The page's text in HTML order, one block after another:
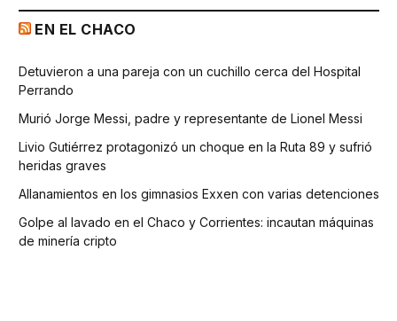
EN EL CHACO
Detuvieron a una pareja con un cuchillo cerca del Hospital
Perrando
Murió Jorge Messi, padre y representante de Lionel Messi
Livio Gutiérrez protagonizó un choque en la Ruta 89 y sufrió
heridas graves
Allanamientos en los gimnasios Exxen con varias detenciones
Golpe al lavado en el Chaco y Corrientes: incautan máquinas
de minería cripto